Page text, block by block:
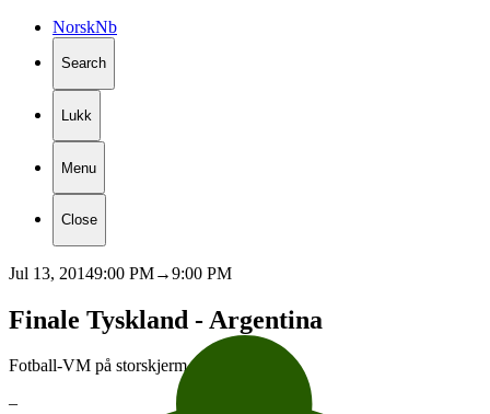
NorskNb
Search
Lukk
Menu
Close
Jul 13, 20149:00 PM→9:00 PM
Finale Tyskland - Argentina
Fotball-VM på storskjerm
–